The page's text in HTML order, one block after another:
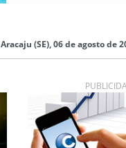
Aracaju (SE), 06 de agosto de